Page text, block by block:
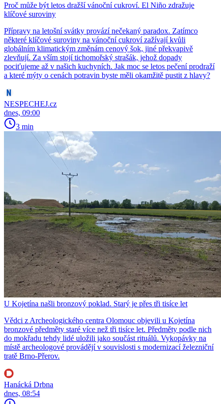
Proč může být letos dražší vánoční cukroví. El Niño zdražuje
klíčové suroviny
Přípravy na letošní svátky provází nečekaný paradox. Zatímco
některé klíčové suroviny na vánoční cukroví zažívají kvůli
globálním klimatickým změnám cenový šok, jiné překvapivě
zlevňují. Za vším stojí tichomořský strašák, jehož dopady
pociťujeme až v našich kuchyních. Jak moc se letos pečení prodraží
a které mýty o cenách potravin byste měli okamžitě pustit z hlavy?
NESPECHEJ.cz
dnes, 09:00
3 min
U Kojetína našli bronzový poklad. Starý je přes tři tisíce let
Vědci z Archeologického centra Olomouc objevili u Kojetína
bronzové předměty staré více než tři tisíce let. Předměty podle nich
do mokřadu tehdy lidé uložili jako součást rituálů. Vykopávky na
místě archeologové provádějí v souvislosti s modernizací železniční
tratě Brno-Přerov.
Hanácká Drbna
dnes, 08:54